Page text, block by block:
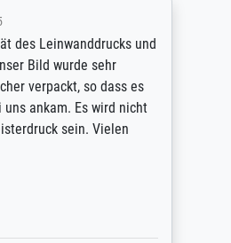
des Leinwanddrucks und
Bild wurde sehr
verpackt, so dass es
uns ankam. Es wird nicht
sein. Vielen